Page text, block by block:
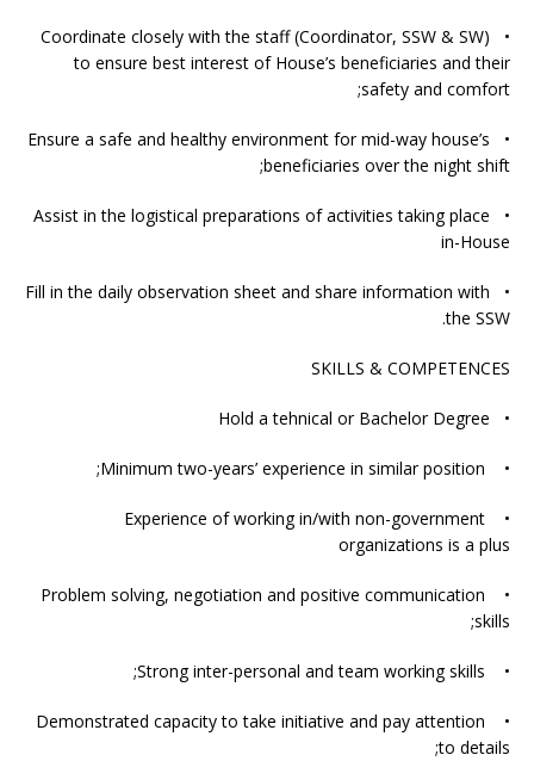
• Coordinate closely with the staff (Coordinator, SSW & SW)
to ensure best interest of House’s beneficiaries and their
safety and comfort;
• Ensure a safe and healthy environment for mid-way house’s
beneficiaries over the night shift;
• Assist in the logistical preparations of activities taking place
in-House
• Fill in the daily observation sheet and share information with
the SSW.
SKILLS & COMPETENCES
• Hold a tehnical or Bachelor Degree
• Minimum two-years’ experience in similar position;
• Experience of working in/with non-government
organizations is a plus
• Problem solving, negotiation and positive communication
skills;
• Strong inter-personal and team working skills;
• Demonstrated capacity to take initiative and pay attention
to details;